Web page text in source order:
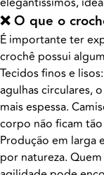
❌ O que o
É importante ter
crochê possui
Tecidos finos e
agulhas circulares,
mais espessa.
corpo não ficam
Produção em larga
por natureza.